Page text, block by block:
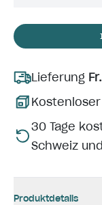
Lieferung
Kostenloser
30 Tage
Schweiz
Produktdetails